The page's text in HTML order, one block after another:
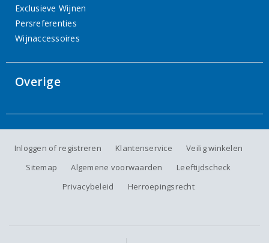
Exclusieve Wijnen
Persreferenties
Wijnaccessoires
Overige
Inloggen of registreren Klantenservice
Veilig winkelen
Sitemap
Algemene voorwaarden
Leeftijdscheck
Privacybeleid
Herroepingsrecht